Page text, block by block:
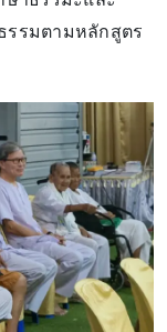
รรมตามหลักสูตร